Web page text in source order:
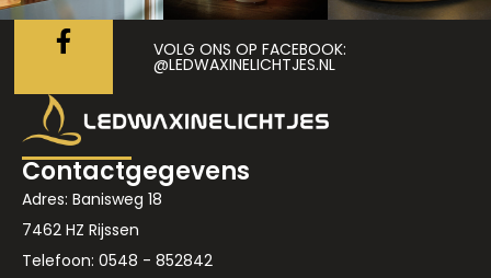
VOLG ONS OP FACEBOOK:
@LEDWAXINELICHTJES.NL
Contactgegevens
Adres: Banisweg 18
7462 HZ Rijssen
Telefoon: 0548 - 852842